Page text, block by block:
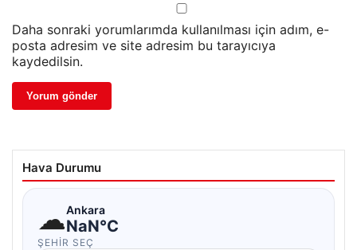
Daha sonraki yorumlarımda kullanılması için adım, e-
posta adresim ve site adresim bu tarayıcıya
kaydedilsin.
Hava Durumu
☁Ankara
NaN°C
ŞEHIR SEÇ